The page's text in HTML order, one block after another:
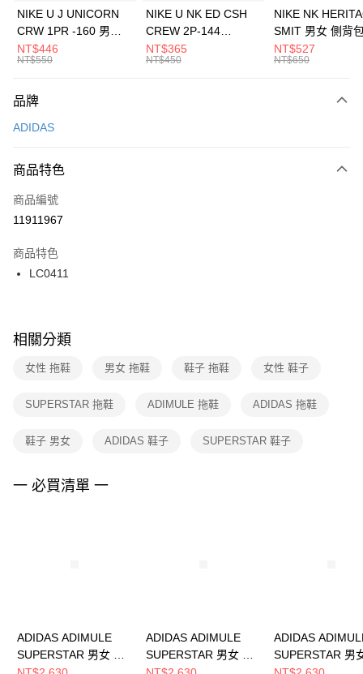
元大商業銀行
台灣樂天信用卡公司
全盈+PAY
AFTEE先享後付
【關於「AFTEE先享後付」】
便利好安心！
３．安心：先確認商品／服務後，再付款。
【「AFTEE先享後付」結帳流程】
１．於結帳方式選擇「AFTEE先享後付」後，將跳轉至「AFTEE先享後付」
２．訂單成立數日內，您將收到繳費通知簡訊。
３．收到繳費通知簡訊後14天內，點擊此簡訊中的連結，可透過四大超商／
ATM／網路銀行／等多元方式進行付款，方視為交易完成。
※ 交易是否成功請以「AFTEE先享後付 」之結帳頁面顯示為準，若有關於
是否繳費成功／繳費後需取消欲退款等相關疑問，請聯繫「AFTEE先享後付
客戶支援中心」
https://netprotections.freshdesk.com/support/home
１．透過由恩沛科技股份有限公司提供之「AFTEE先享後付」服務完成之交
權轉讓予恩沛科技股份有限公司。
３．未成年的使用者請事先徵得法定代理人或監護人之同意方可使用
「AFTEE先享後付」，若未經同意申辦者引起之損失，本公司不負相關責
運送方式
每筆NT$100，滿NT$1,500(含以上)免運費
宅配
每筆NT$100，滿NT$1,500(含以上)免運費
付款後門市自取
每筆NT$100，滿NT$1,500(含以上)免運費
NIKE U J UNICORN
CRW 1PR -160 男女
中統襪 FZ3393100
NT$446
NT$550
NIKE U NK ED CSH
CREW 2P-144
EMBRDY 男女 短統襪
FZ3073133
NT$365
NT$450
NIKE NK
SMIT 男女 側背
BA5871010
NT$527
NT$650
品牌
ADIDAS
商品特色
商品編號
11911967
商品特色
LC0411
相關分類
女性 拖鞋 男女 拖鞋 鞋子 拖鞋 女性 鞋子
SUPERSTAR 拖鞋 ADIMULE 拖鞋 ADIDAS 拖鞋
鞋子 男女 ADIDAS 鞋子 SUPERSTAR 鞋子
一 必買清單 一
ADIDAS ADIMULE
SUPERSTAR 男女 涼
ADIDAS ADIMULE
SUPERSTAR 男女 涼
ADIDAS
SUPERSTAR 男